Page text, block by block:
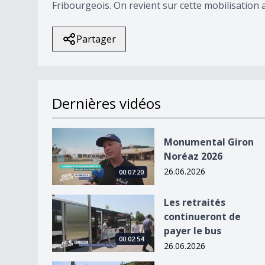
Fribourgeois. On revient sur cette mobilisation
Partager
Dernières vidéos
Monumental Giron Noréaz 2026
00:07:20
Monumental Giron
Noréaz 2026
26.06.2026
Les retraités continueront de payer le bus
00:02:54
Les retraités
continueront de
payer le bus
26.06.2026